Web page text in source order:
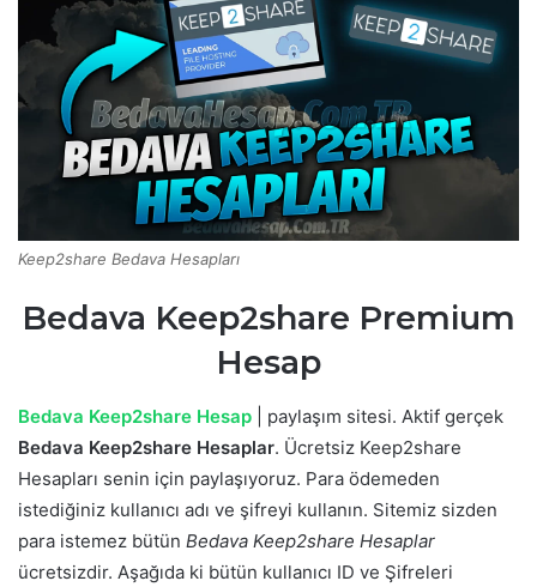
Keep2share Bedava Hesapları
Bedava Keep2share Premium
Hesap
Bedava Keep2share Hesap | paylaşım sitesi. Aktif gerçek
Bedava Keep2share Hesaplar. Ücretsiz Keep2share
Hesapları senin için paylaşıyoruz. Para ödemeden
istediğiniz kullanıcı adı ve şifreyi kullanın. Sitemiz sizden
para istemez bütün Bedava Keep2share Hesaplar
ücretsizdir. Aşağıda ki bütün kullanıcı ID ve Şifreleri